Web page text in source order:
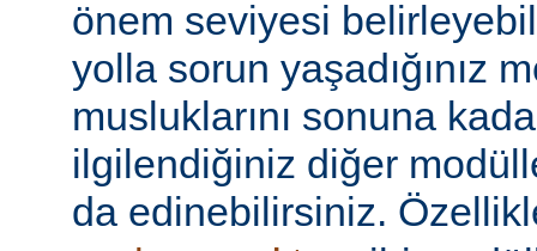
önem seviyesi
yolla sorun yaşadığınız
musluklarını sonuna
ilgilendiğiniz diğer
da edinebilirsiniz.